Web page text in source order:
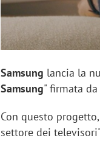
Samsung lancia la
Samsung" firmata da
Con questo
settore dei